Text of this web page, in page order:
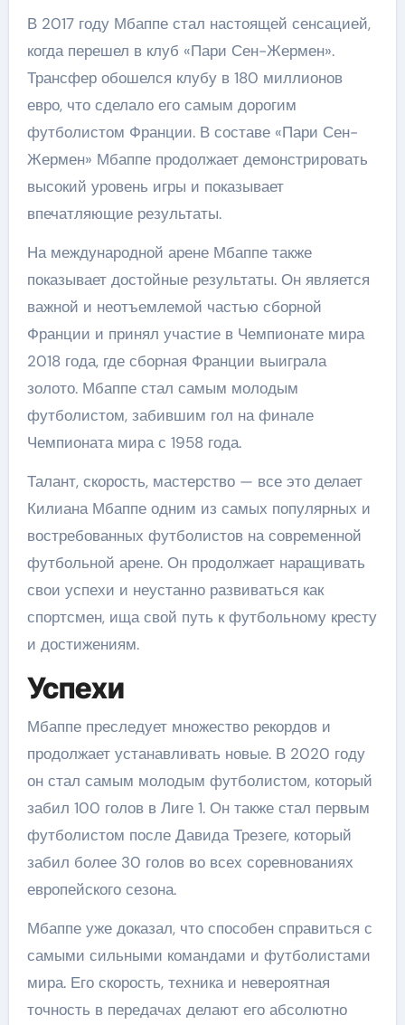
В 2017 году Мбаппе стал настоящей сенсацией,
когда перешел в клуб «Пари Сен-Жермен».
Трансфер обошелся клубу в 180 миллионов
евро, что сделало его самым дорогим
футболистом Франции. В составе «Пари Сен-
Жермен» Мбаппе продолжает демонстрировать
высокий уровень игры и показывает
впечатляющие результаты.
На международной арене Мбаппе также
показывает достойные результаты. Он является
важной и неотъемлемой частью сборной
Франции и принял участие в Чемпионате мира
2018 года, где сборная Франции выиграла
золото. Мбаппе стал самым молодым
футболистом, забившим гол на финале
Чемпионата мира с 1958 года.
Талант, скорость, мастерство — все это делает
Килиана Мбаппе одним из самых популярных и
востребованных футболистов на современной
футбольной арене. Он продолжает наращивать
свои успехи и неустанно развиваться как
спортсмен, ища свой путь к футбольному кресту
и достижениям.
Успехи
Мбаппе преследует множество рекордов и
продолжает устанавливать новые. В 2020 году
он стал самым молодым футболистом, который
забил 100 голов в Лиге 1. Он также стал первым
футболистом после Давида Трезеге, который
забил более 30 голов во всех соревнованиях
европейского сезона.
Мбаппе уже доказал, что способен справиться с
самыми сильными командами и футболистами
мира. Его скорость, техника и невероятная
точность в передачах делают его абсолютно